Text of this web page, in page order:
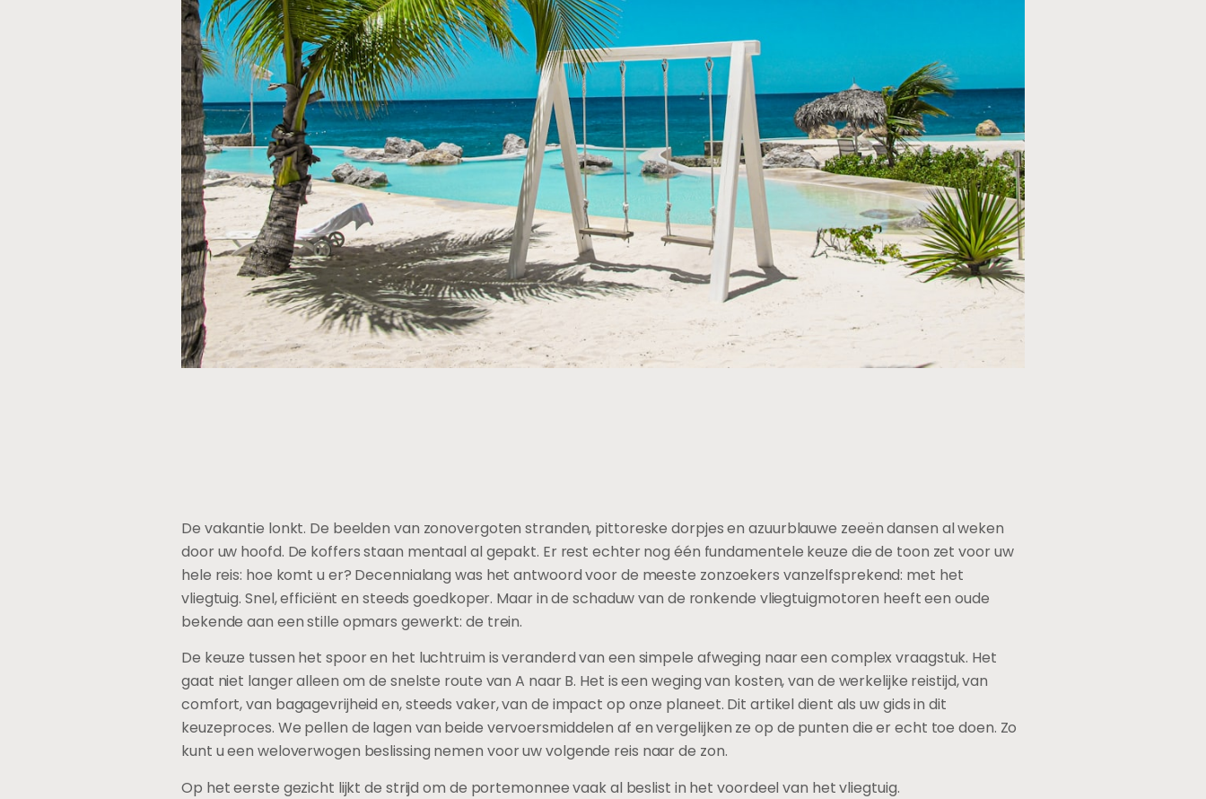
De vakantie lonkt. De beelden van zonovergoten stranden, pittoreske dorpjes en azuurblauwe zeeën dansen al weken
door uw hoofd. De koffers staan mentaal al gepakt. Er rest echter nog één fundamentele keuze die de toon zet voor uw
hele reis: hoe komt u er? Decennialang was het antwoord voor de meeste zonzoekers vanzelfsprekend: met het
vliegtuig. Snel, efficiënt en steeds goedkoper. Maar in de schaduw van de ronkende vliegtuigmotoren heeft een oude
bekende aan een stille opmars gewerkt: de trein.
De keuze tussen het spoor en het luchtruim is veranderd van een simpele afweging naar een complex vraagstuk. Het
gaat niet langer alleen om de snelste route van A naar B. Het is een weging van kosten, van de werkelijke reistijd, van
comfort, van bagagevrijheid en, steeds vaker, van de impact op onze planeet. Dit artikel dient als uw gids in dit
keuzeproces. We pellen de lagen van beide vervoersmiddelen af en vergelijken ze op de punten die er echt toe doen. Zo
kunt u een weloverwogen beslissing nemen voor uw volgende reis naar de zon.
Op het eerste gezicht lijkt de strijd om de portemonnee vaak al beslist in het voordeel van het vliegtuig.